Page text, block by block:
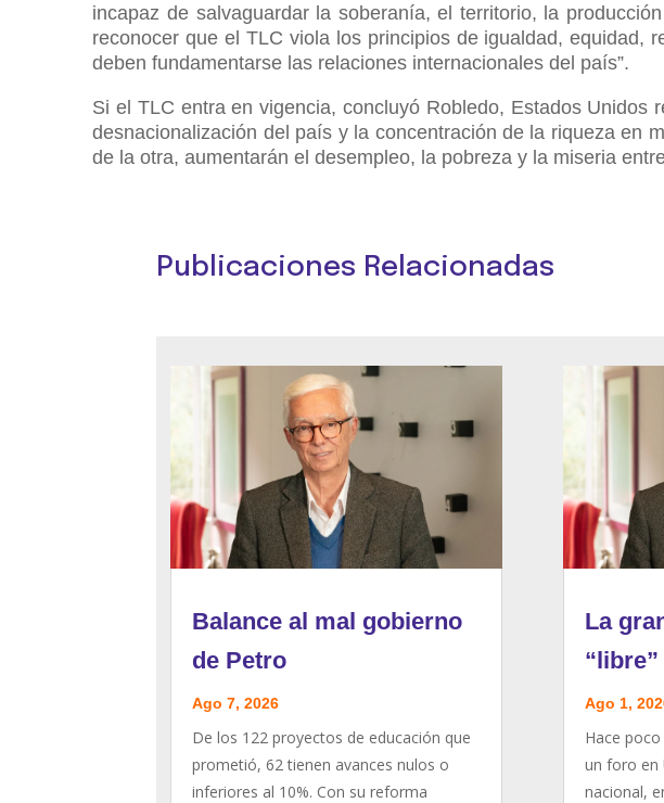
incapaz de salvaguardar la soberanía, el territorio, la
reconocer que el TLC viola los principios de igualdad, equidad,
deben fundamentarse las relaciones internacionales del país”.
Si el TLC entra en vigencia, concluyó Robledo, Estados Unidos
desnacionalización del país y la concentración de la riqueza en
de la otra, aumentarán el desempleo, la pobreza y la miseria
Publicaciones Relacionadas
Balance al mal gobierno
de Petro
Ago 7, 2026
De los 122 proyectos de educación que
prometió, 62 tienen avances nulos o
inferiores al 10%. Con su reforma
La
Ago 1,
Hace
un foro en
nacional,